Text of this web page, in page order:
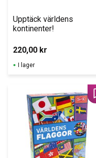
Upptäck världens
kontinenter!
220,00 kr
I lager